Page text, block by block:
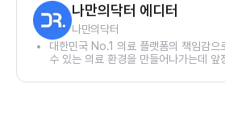
나만의닥터 에디터
나만의닥터
대한민국 No.1 의료 플랫폼의 책임감으
수 있는 의료 환경을 만들어나가는데 앞